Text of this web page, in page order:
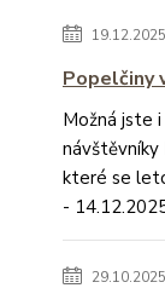
19.12.2025
Popelčiny
Možná jste
návštěvníky
které se
-
29.10.2025